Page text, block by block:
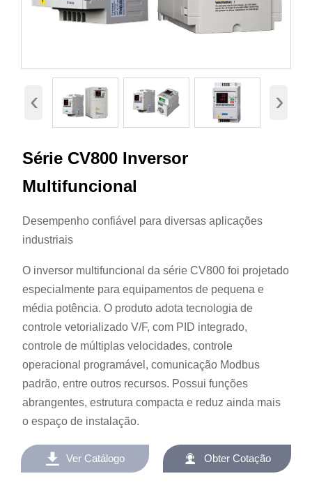
‹ ›
Série CV800 Inversor
Multifuncional
Desempenho confiável para diversas aplicações
industriais
O inversor multifuncional da série CV800 foi projetado
especialmente para equipamentos de pequena e
média potência. O produto adota tecnologia de
controle vetorializado V/F, com PID integrado,
controle de múltiplas velocidades, controle
operacional programável, comunicação Modbus
padrão, entre outros recursos. Possui funções
abrangentes, estrutura compacta e reduz ainda mais
o espaço de instalação.
 Ver Catálogo  Obter Cotação